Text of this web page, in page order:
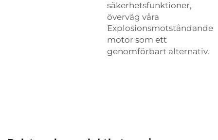
säkerhetsfunktioner,
överväg våra
Explosionsmotståndande
motor som ett
genomförbart alternativ.